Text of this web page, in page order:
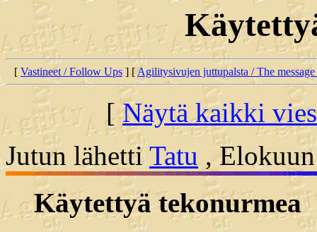
[ Vastineet / Follow Ups ] [Agilitysivujen juttupalsta / The
[Näytä kaikki
Jutun lähettiTatu ,
Käytettyä tekonurmea